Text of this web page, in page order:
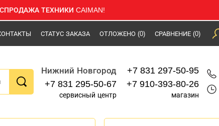
ТЕХНИКИ CAIMAN!
СТАТУС ЗАКАЗА ОТЛОЖЕНО (0) СРАВНЕНИЕ (0)
Нижний Новгород
+7 831 295-50-67
сервисный центр
+7 831 297-50-95
+7 910-393-80-26
магазин